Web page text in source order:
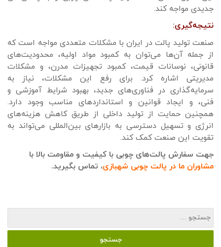
جدیدی مواجه کند.
نتیجه‌گیری:
صنعت تولید پالت در ایران با مشکلات متعددی مواجه است که
از جمله آن‌ها می‌توان به کمبود مواد اولیه، محدودیت‌های
قانونی، نوسانات قیمت، کمبود تجهیزات مدرن، و مشکلات
مدیریتی اشاره کرد. برای رفع این مشکلات، نیاز به
سرمایه‌گذاری در فناوری‌های جدید، بهبود شرایط آموزشی و
فنی، و ایجاد قوانین و استانداردهای مناسب وجود دارد.
همچنین حمایت از تولید داخلی از طریق کاهش هزینه‌های
انرژی و تسهیل دسترسی به بازارهای بین‌المللی می‌تواند به
تقویت این صنعت کمک کند.
جهت سفارش پالت‌های چوبی با کیفیت و مقاومت بالا با
مشاوران ما در پالت چوبی شهبازی، تماس بگیرید.